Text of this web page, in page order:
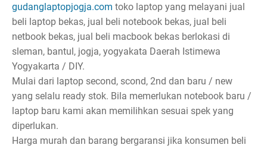
gudanglaptopjogja.com toko laptop yang melayani jual
beli laptop bekas, jual beli notebook bekas, jual beli
netbook bekas, jual beli macbook bekas berlokasi di
sleman, bantul, jogja, yogyakata Daerah Istimewa
Yogyakarta / DIY.
Mulai dari laptop second, scond, 2nd dan baru / new
yang selalu ready stok. Bila memerlukan notebook baru /
laptop baru kami akan memilihkan sesuai spek yang
diperlukan.
Harga murah dan barang bergaransi jika konsumen beli